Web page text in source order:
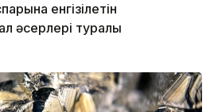
енгізілетін
әсерлері туралы